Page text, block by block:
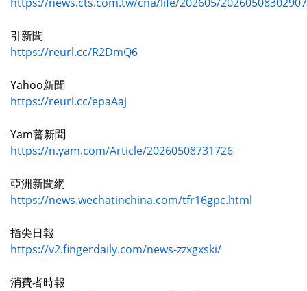
引新聞
https://reurl.cc/R2DmQ6
Yahoo新聞
https://reurl.cc/epaAaj
Yam蕃新聞
https://n.yam.com/Article/20260508731726
亞洲新聞網
https://news.wechatinchina.com/tfr16gpc.html
指尖日報
https://v2.fingerdaily.com/news-zzxgxski/
消費者時報